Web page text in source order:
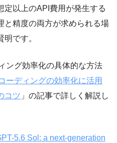
定以上のAPI費用が発生する
と精度の両方が求められる場
です。
ング効率化の具体的な方法
ーディングの効率化に活用
コツ 」の記事で詳しく解説し
5.6 Sol: a next-generation